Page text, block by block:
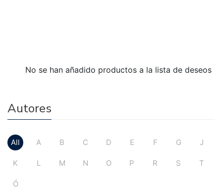
No se han añadido productos a la lista de deseos
Autores
All A B C D E F G J
K L M N O P R S T
Ó